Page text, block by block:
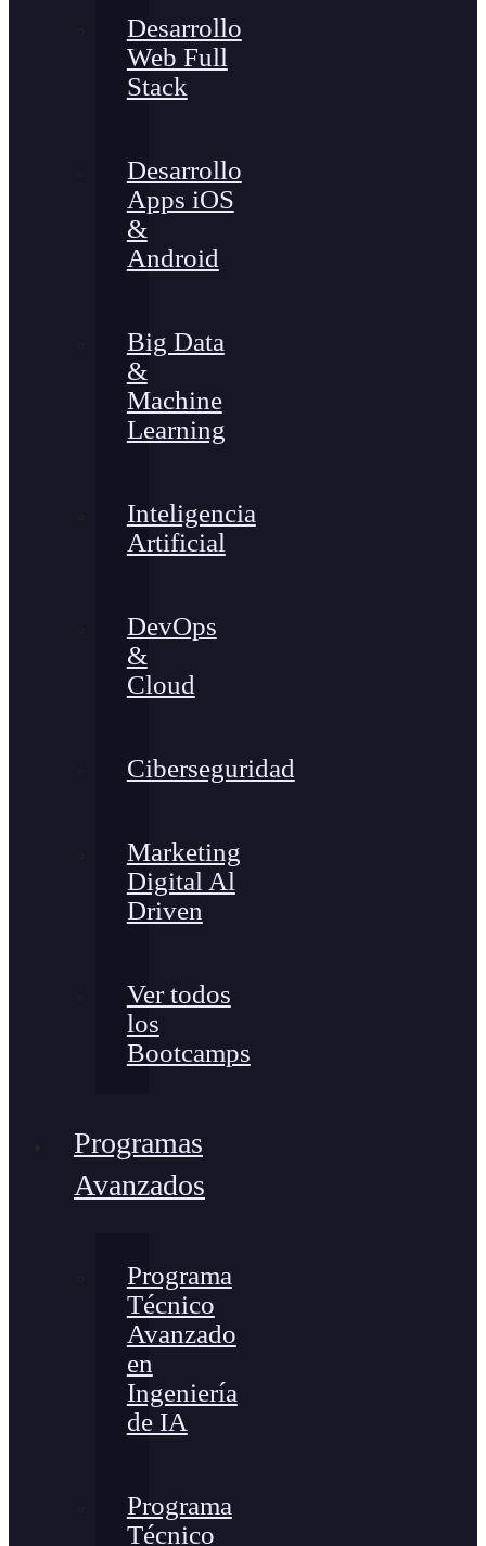
Desarrollo
Web Full
Stack
Desarrollo
Apps iOS
&
Android
Big Data
&
Machine
Learning
Inteligencia
Artificial
DevOps
&
Cloud
Ciberseguridad
Marketing
Digital Al
Driven
Ver todos
los
Bootcamps
Programas
Avanzados
Programa
Técnico
Avanzado
en
Ingeniería
de IA
Programa
Técnico